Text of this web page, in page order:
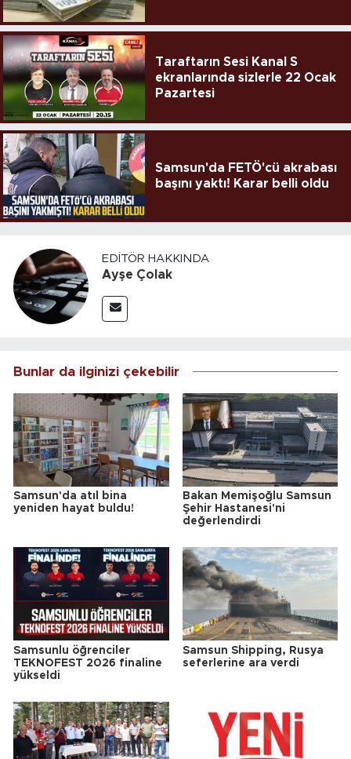
Taraftarın Sesi Kanal S
ekranlarında sizlerle 22 Ocak
Pazartesi
Samsun'da FETÖ'cü akrabası
başını yaktı! Karar belli oldu
EDITÖR HAKKINDA
Ayşe Çolak
Bunlar da ilginizi çekebilir
Samsun'da atıl bina
yeniden hayat buldu!
Bakan Memişoğlu Samsun
Şehir Hastanesi'ni
değerlendirdi
Samsunlu öğrenciler
TEKNOFEST 2026 finaline
yükseldi
Samsun Shipping, Rusya
seferlerine ara verdi